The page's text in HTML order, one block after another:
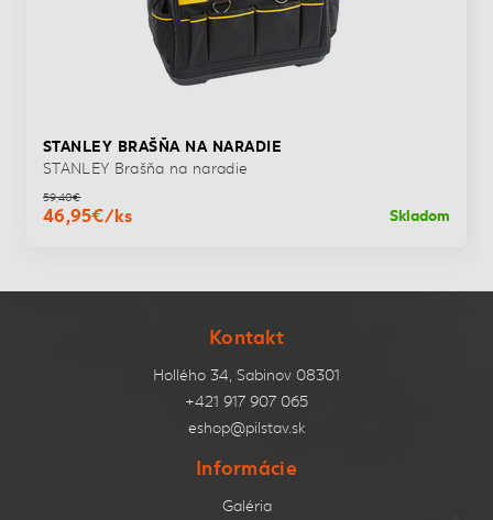
STANLEY BRAŠŇA NA NARADIE
STANLEY Brašňa na naradie
59,40€
46,95€/ks Skladom
Kontakt
Hollého 34, Sabinov 08301
+421 917 907 065
eshop@pilstav.sk
Informácie
Galéria